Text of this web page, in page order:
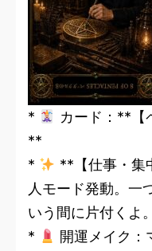
*
カード：**【
**
*
**【仕事・集
人モード発動。一
いう間に片付くよ。
*
開運メイク：